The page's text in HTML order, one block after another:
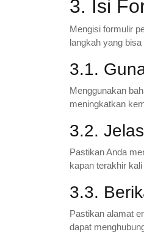
3. Isi
Mengisi formulir
langkah yang
3.1.
Menggunakan
meningkatkan
3.2.
Pastikan Anda
kapan terakhir
3.3.
Pastikan alamat
dapat